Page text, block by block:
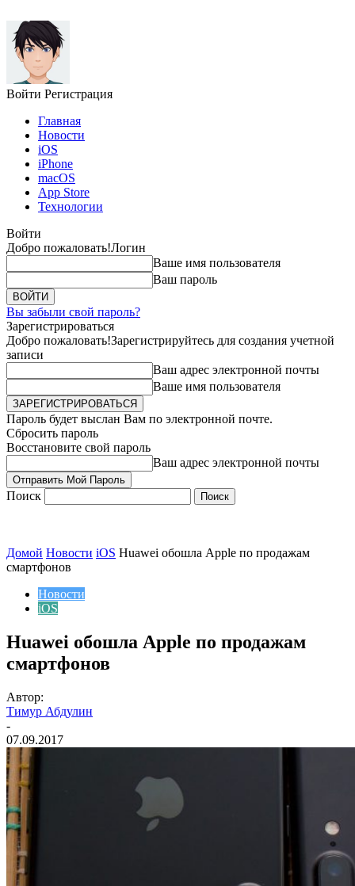
Войти Регистрация
Главная
Новости
iOS
iPhone
macOS
App Store
Технологии
Войти
Добро пожаловать!Логин
Ваше имя пользователя
Ваш пароль
Вы забыли свой пароль?
Зарегистрироваться
Добро пожаловать!Зарегистрируйтесь для создания учетной
записи
Ваш адрес электронной почты
Ваше имя пользователя
Пароль будет выслан Вам по электронной почте.
Сбросить пароль
Восстановите свой пароль
Ваш адрес электронной почты
Поиск
Домой Новости iOS Huawei обошла Apple по продажам
смартфонов
Новости
iOS
Huawei обошла Apple по продажам
смартфонов
Автор:
Тимур Абдулин
-
07.09.2017